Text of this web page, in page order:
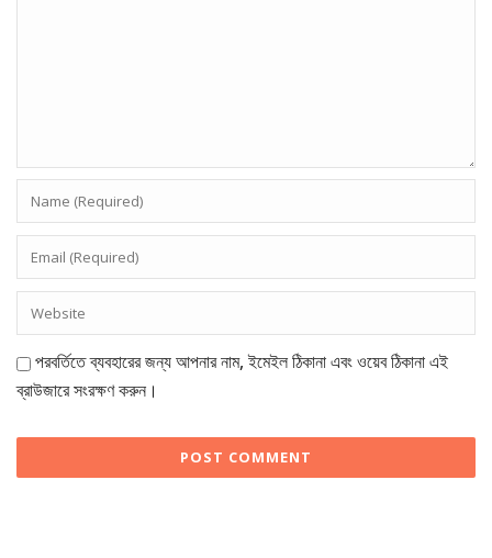
পরবর্তিতে ব্যবহারের জন্য আপনার নাম, ইমেইল ঠিকানা এবং ওয়েব ঠিকানা এই
ব্রাউজারে সংরক্ষণ করুন।